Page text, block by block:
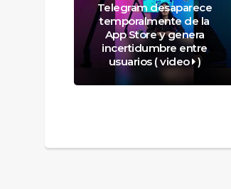
Telegram desaparece
temporalmente de la
App Store y genera
incertidumbre entre
usuarios ( video )